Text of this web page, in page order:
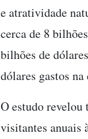
e atratividade
cerca de 8
bilhões de
dólares gastos na
O estudo revelou
visitantes anuais